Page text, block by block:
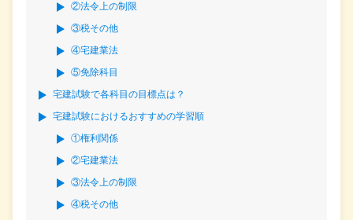
②法令上の制限
③税その他
④宅建業法
⑤免除科目
宅建試験で各科目の目標点は？
宅建試験におけるおすすめの学習順
①権利関係
②宅建業法
③法令上の制限
④税その他